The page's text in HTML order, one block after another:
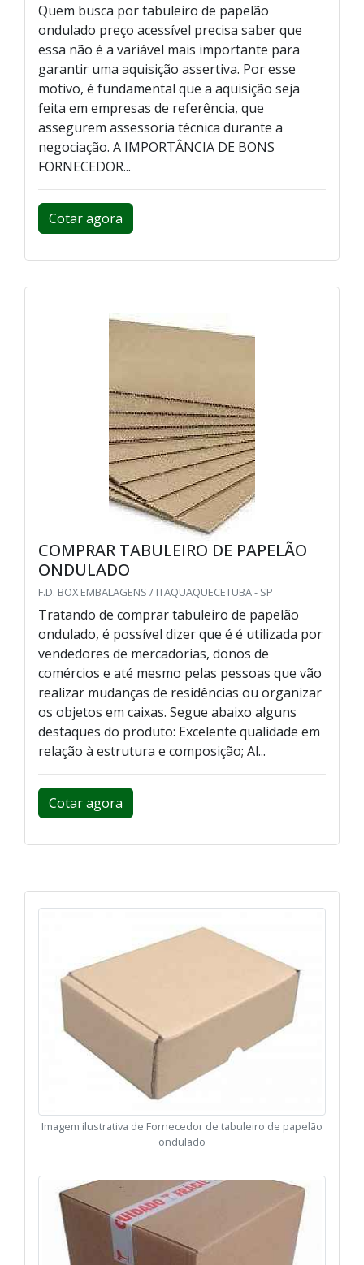
Quem busca por tabuleiro de papelão
ondulado preço acessível precisa saber que
essa não é a variável mais importante para
garantir uma aquisição assertiva. Por esse
motivo, é fundamental que a aquisição seja
feita em empresas de referência, que
assegurem assessoria técnica durante a
negociação. A IMPORTÂNCIA DE BONS
FORNECEDOR...
Cotar agora
COMPRAR TABULEIRO DE PAPELÃO
ONDULADO
F.D. BOX EMBALAGENS / ITAQUAQUECETUBA - SP
Tratando de comprar tabuleiro de papelão
ondulado, é possível dizer que é é utilizada por
vendedores de mercadorias, donos de
comércios e até mesmo pelas pessoas que vão
realizar mudanças de residências ou organizar
os objetos em caixas. Segue abaixo alguns
destaques do produto: Excelente qualidade em
relação à estrutura e composição; Al...
Cotar agora
Imagem ilustrativa de Fornecedor de tabuleiro de papelão
ondulado